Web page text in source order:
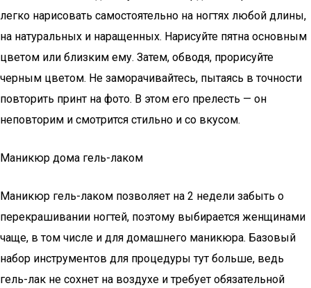
легко нарисовать самостоятельно на ногтях любой длины,
на натуральных и наращенных. Нарисуйте пятна основным
цветом или близким ему. Затем, обводя, прорисуйте
черным цветом. Не заморачивайтесь, пытаясь в точности
повторить принт на фото. В этом его прелесть — он
неповторим и смотрится стильно и со вкусом.
Маникюр дома гель-лаком
Маникюр гель-лаком позволяет на 2 недели забыть о
перекрашивании ногтей, поэтому выбирается женщинами
чаще, в том числе и для домашнего маникюра. Базовый
набор инструментов для процедуры тут больше, ведь
гель-лак не сохнет на воздухе и требует обязательной